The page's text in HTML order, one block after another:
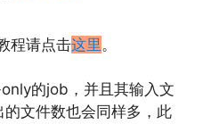
程请点击这里 。
的job，并且其输入文
文件数也会同样多，此